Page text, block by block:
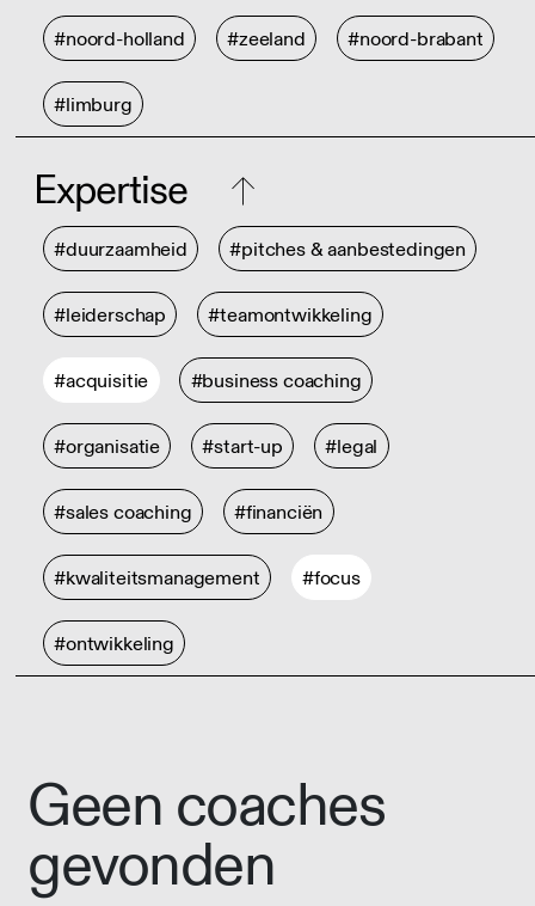
#noord-holland #zeeland #noord-brabant
#limburg
Expertise
#duurzaamheid #pitches & aanbestedingen
#leiderschap #teamontwikkeling
#acquisitie #business coaching
#organisatie #start-up #legal
#sales coaching #financiën
#kwaliteitsmanagement #focus
#ontwikkeling
Geen coaches
gevonden